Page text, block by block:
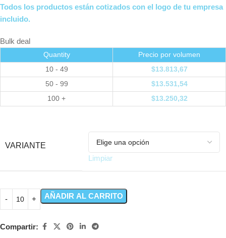
Todos los productos están cotizados con el logo de tu empresa
incluido.
Bulk deal
Quantity
Precio por volumen
10 - 49
$13.813,67
50 - 99
$13.531,54
100 +
$13.250,32
VARIANTE
Limpiar
AÑADIR AL CARRITO
Compartir: